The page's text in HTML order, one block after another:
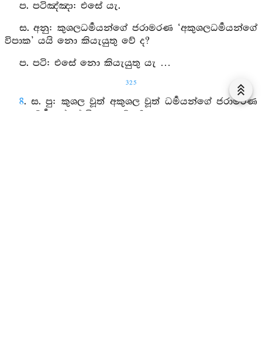
ප. පටිඤ්ඤා: එසේ යැ.
ස. අනු: කුශලධර්‍මයන්ගේ ජරාමරණ ‘අකුශලධර්‍මයන්ගේ
විපාක’ යයි නො කියැයුතු වේ ද?
ප. පටි: එසේ නො කියැයුතු යැ …
325
8. ස. පු: කුශල වූත් අකුශල වූත් ධර්‍මයන්ගේ ජරාමරණ
අකුශලධර්‍මයන්ගේ විපාක වේ ද?